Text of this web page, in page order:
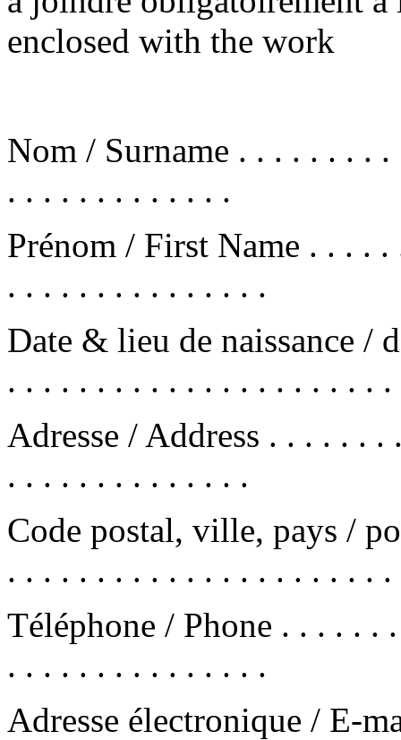
enclosed with the work
Nom / Surname . . . . . . . .
. . . . . . . . . . . . .
Prénom / First Name . . . .
. . . . . . . . . . . . . . .
Date & lieu de naissance /
. . . . . . . . . . . . . . . . . . . . . .
Adresse / Address . . . . . .
. . . . . . . . . . . . . .
Code postal, ville, pays /
. . . . . . . . . . . . . . . . . . . . . .
Téléphone / Phone . . . . . .
. . . . . . . . . . . . . . .
Adresse électronique / E-